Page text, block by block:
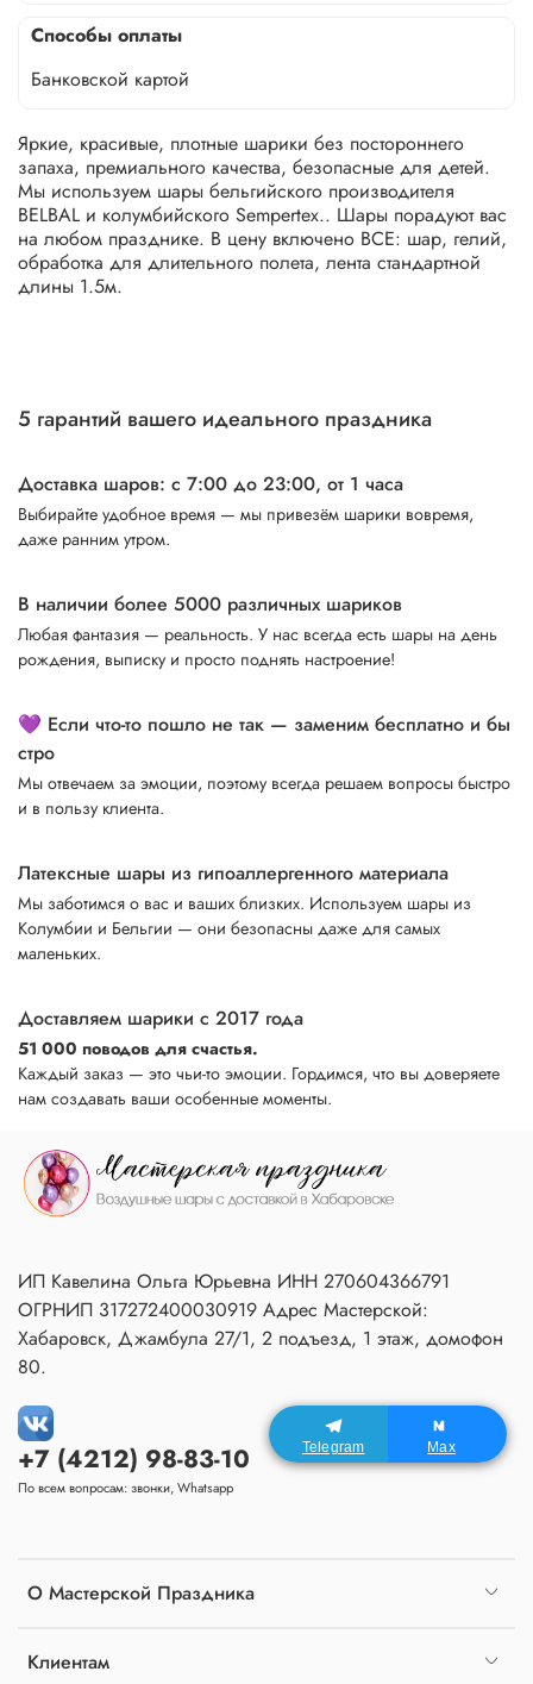
Способы оплаты
Банковской картой
Яркие, красивые, плотные шарики без постороннего
запаха, премиального качества, безопасные для детей.
Мы используем шары бельгийского производителя
BELBAL и колумбийского Sempertex.. Шары порадуют вас
на любом празднике. В цену включено ВСЕ: шар, гелий,
обработка для длительного полета, лента стандартной
длины 1.5м.
5 гарантий вашего идеального праздника
Доставка шаров: с 7:00 до 23:00, от 1 часа
Выбирайте удобное время — мы привезём шарики вовремя,
даже ранним утром.
В наличии более 5000 различных шариков
Любая фантазия — реальность. У нас всегда есть шары на день
рождения, выписку и просто поднять настроение!
💜 Если что-то пошло не так — заменим бесплатно и бы
стро
Мы отвечаем за эмоции, поэтому всегда решаем вопросы быстро
и в пользу клиента.
Латексные шары из гипоаллергенного материала
Мы заботимся о вас и ваших близких. Используем шары из
Колумбии и Бельгии — они безопасны даже для самых
маленьких.
Доставляем шарики с 2017 года
51 000 поводов для счастья.
Каждый заказ — это чьи-то эмоции. Гордимся, что вы доверяете
нам создавать ваши особенные моменты.
О Мастерской Праздника
Клиентам
+7 (4212) 98-83-10
По всем вопросам: звонки, Whatsapp
ИП Кавелина Ольга Юрьевна ИНН 270604366791
ОГРНИП 317272400030919 Адрес Мастерской:
Хабаровск, Джамбула 27/1, 2 подъезд, 1 этаж, домофон
80.
Telegram Max